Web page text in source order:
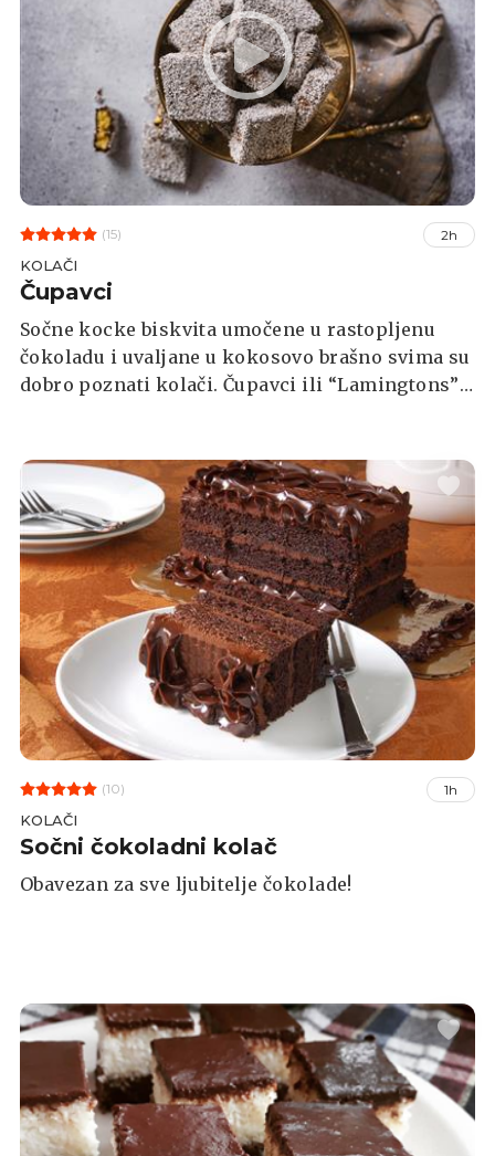
(15) 2h
KOLAČI
Čupavci
Sočne kocke biskvita umočene u rastopljenu
čokoladu i uvaljane u kokosovo brašno svima su
dobro poznati kolači. Čupavci ili “Lamingtons”
Queesslanda.
(10) 1h
KOLAČI
Sočni čokoladni kolač
Obavezan za sve ljubitelje čokolade!